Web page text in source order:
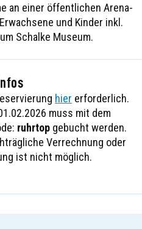
an einer öffentlichen Arena-
und Kinder inkl.
Schalke Museum.
hier erforderlich.
muss mit dem
ruhrtop gebucht werden.
Verrechnung oder
ist nicht möglich.